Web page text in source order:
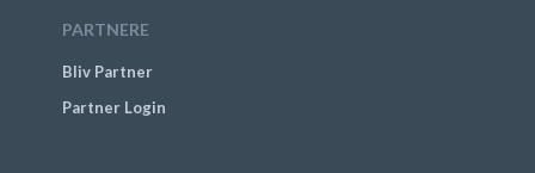
PARTNERE
Bliv Partner
Partner Login